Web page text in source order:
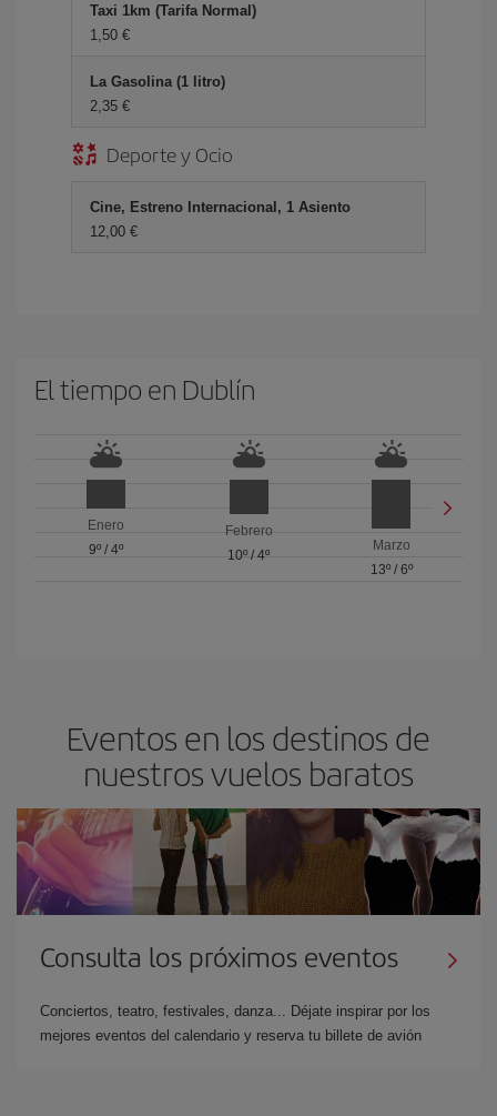
Taxi 1km (Tarifa Normal)
1,50 €
La Gasolina (1 litro)
2,35 €
Deporte y Ocio
Cine, Estreno Internacional, 1 Asiento
12,00 €
El tiempo en Dublín
Enero
9º/ 4º
Febrero
10º / 4º
Marzo
13º/ 6º
Eventos en los destinos de
nuestros vuelos baratos
Consulta los próximos eventos
Conciertos, teatro, festivales, danza... Déjate inspirar por los
mejores eventos del calendario y reserva tu billete de avión